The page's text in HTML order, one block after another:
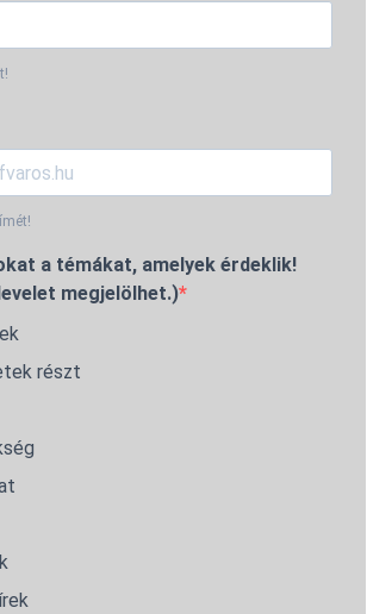
a témákat, amelyek érdeklik!
megjelölhet.)
részt